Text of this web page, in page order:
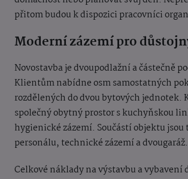
přitom budou k dispozici pracovníci
Moderní zázemí pro
Novostavba je dvoupodlažní a částečně
Klientům nabídne osm samostatných
rozdělených do dvou bytových jednotek.
společný obytný prostor s kuchyňskou
hygienické zázemí. Součástí objektu
personálu, technické zázemí a dvougaráž.
Celkové náklady na výstavbu a vybavení